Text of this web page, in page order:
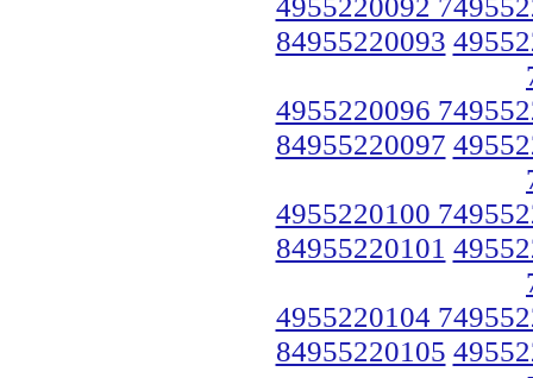
84955220093
4955220096
84955220097
4955220100
84955220101
4955220104
84955220105